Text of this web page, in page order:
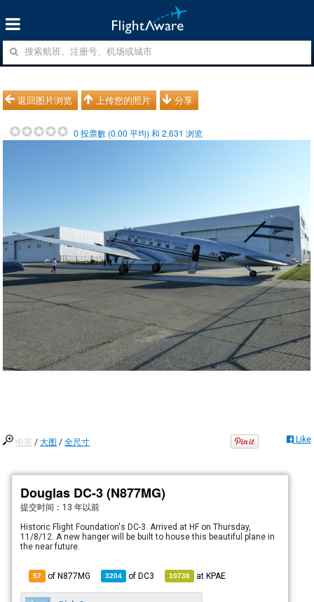
返回图片浏览 上传您的照片 分享
0 投票數 (0.00 平均) 和2,631 浏览
中等 /大图 /全尺寸 Like
Douglas DC-3 (N877MG)
提交时间： 13 年以前
Historic Flight Foundation's DC-3. Arrived at HF on Thursday,
11/8/12. A new hanger will be built to house this beautiful plane in
the near future.
57 of N877MG 3204 ofDC3 10738 atKPAE